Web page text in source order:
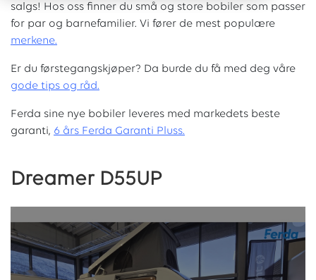
salgs! Hos oss finner du små og store bobiler som passer
for par og barnefamilier. Vi fører de mest populære
merkene.
Er du førstegangskjøper? Da burde du få med deg våre
gode tips og råd.
Ferda sine nye bobiler leveres med markedets beste
garanti, 6 års Ferda Garanti Pluss.
Dreamer D55UP